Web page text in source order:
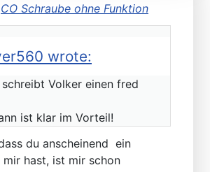
CO Schraube ohne Funktion
wrote:
schreibt Volker einen fred
ist klar im Vorteil!
du anscheinend ein
hast, ist mir schon